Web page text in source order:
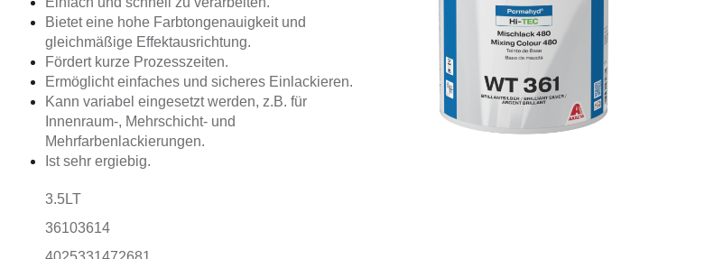
Bietet eine hohe Farbtongenauigkeit und
gleichmäßige Effektausrichtung.
Fördert kurze Prozesszeiten.
Ermöglicht einfaches und sicheres Einlackieren.
Kann variabel eingesetzt werden, z.B. für
Innenraum-, Mehrschicht- und
Mehrfarbenlackierungen.
Ist sehr ergiebig.
3.5LT
36103614